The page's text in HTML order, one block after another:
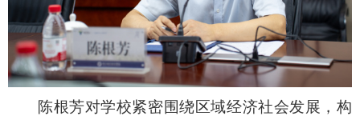
陈根芳对学校紧密围绕区域经济社会发展，构